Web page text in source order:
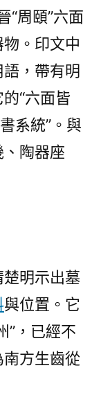
“周頤”六面
。印文中
，帶有明
“六面皆
系統”。與
陶器座
明示出墓
與位置。它
”，已經不
方生齒從